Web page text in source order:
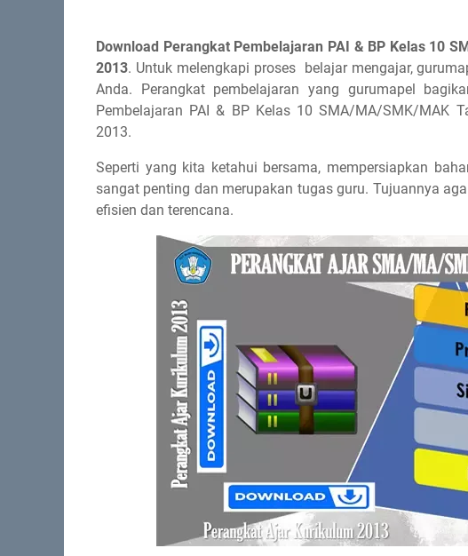
Download Perangkat Pembelajaran PAI & BP Kelas 10
2013. Untuk melengkapi proses belajar mengajar,
Anda. Perangkat pembelajaran yang gurumapel
Pembelajaran PAI & BP Kelas 10 SMA/MA/SMK/MAK
2013.
Seperti yang kita ketahui bersama, mempersiapkan
sangat penting dan merupakan tugas guru. Tujuannya
efisien dan terencana.